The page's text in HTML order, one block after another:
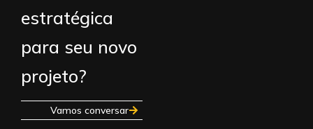
estratégica
para seu novo
projeto?
Vamos conversar